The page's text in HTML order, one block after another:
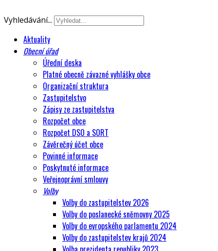
Vyhledávání...
Aktuality
Obecní úřad
Úřední deska
Platné obecně závazné vyhlášky obce
Organizační struktura
Zastupitelstvo
Zápisy ze zastupitelstva
Rozpočet obce
Rozpočet DSO a SORT
Závěrečný účet obce
Povinné informace
Poskytnuté informace
Veřejnoprávní smlouvy
Volby
Volby do zastupitelstev 2026
Volby do poslanecké sněmovny 2025
Volby do evropského parlamentu 2024
Volby do zastupitelstev krajů 2024